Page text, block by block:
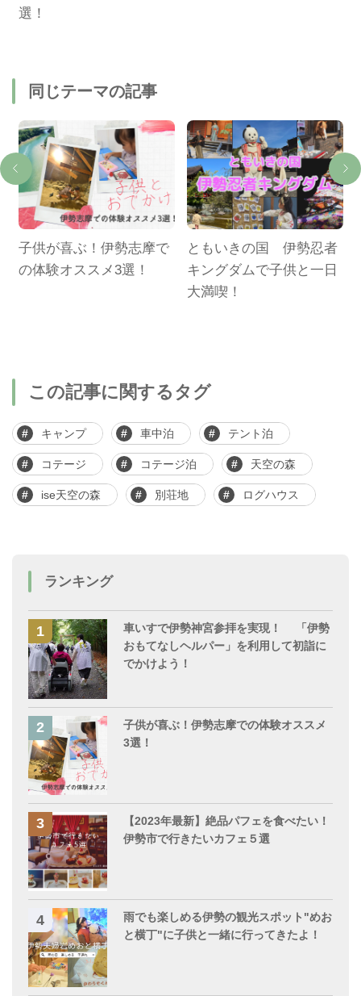
ランキング
車いすで伊勢神宮参拝を実現！ 「伊勢
おもてなしヘルパー」を利用して初詣に
でかけよう！
子供が喜ぶ！伊勢志摩での体験オススメ
3選！
【2023年最新】絶品パフェを食べたい！
伊勢市で行きたいカフェ５選
雨でも楽しめる伊勢の観光スポット"めお
と横丁"に子供と一緒に行ってきたよ！
選！
同じテーマの記事
子供が喜ぶ！伊勢志摩で
の体験オススメ3選！
ともいきの国 伊勢忍者
キングダムで子供と一日
大満喫！
この記事に関するタグ
キャンプ 車中泊 テント泊
コテージ コテージ泊 天空の森
ise天空の森 別荘地 ログハウス